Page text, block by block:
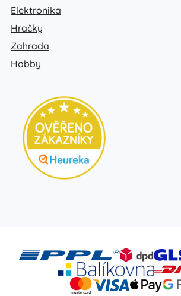
Elektronika
Hračky
Zahrada
Hobby